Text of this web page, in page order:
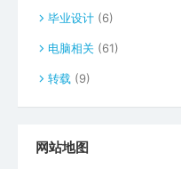
毕业设计 (6)
电脑相关 (61)
转载 (9)
网站地图